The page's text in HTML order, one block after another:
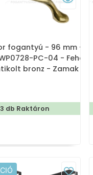
fogantyú - 96 mm -
PC-04 - Fehér
bronz - Zamak
kombinált
fém bútorfogantyú
db Raktáron